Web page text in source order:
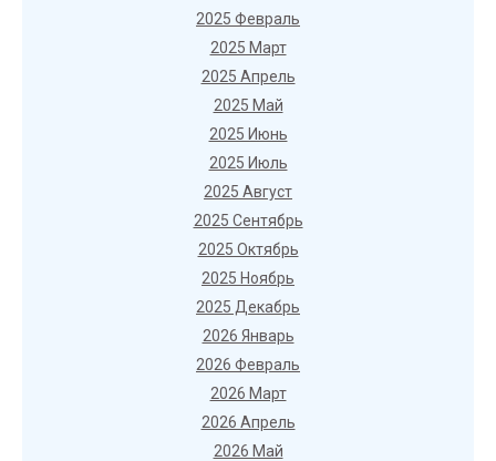
2025 Февраль
2025 Март
2025 Апрель
2025 Май
2025 Июнь
2025 Июль
2025 Август
2025 Сентябрь
2025 Октябрь
2025 Ноябрь
2025 Декабрь
2026 Январь
2026 Февраль
2026 Март
2026 Апрель
2026 Май